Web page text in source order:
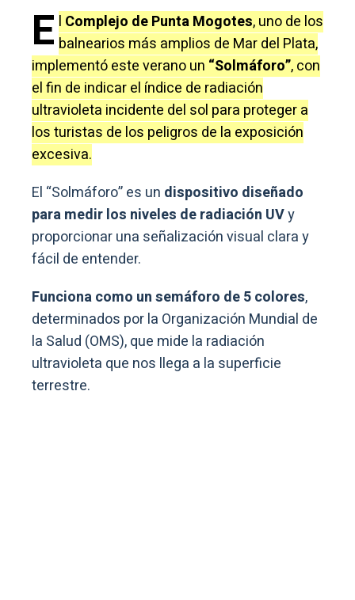
E l Complejo de Punta Mogotes, uno de los
balnearios más amplios de Mar del Plata,
implementó este verano un “Solmáforo”, con
el fin de indicar el índice de radiación
ultravioleta incidente del sol para proteger a
los turistas de los peligros de la exposición
excesiva.
El “Solmáforo” es un dispositivo diseñado
para medir los niveles de radiación UVy
proporcionar una señalización visual clara y
fácil de entender.
Funciona como un semáforo de 5 colores,
determinados por la Organización Mundial de
la Salud (OMS), que mide la radiación
ultravioleta que nos llega a la superficie
terrestre.